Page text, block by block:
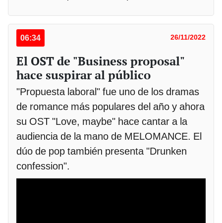
06:34 26/11/2022
El OST de "Business proposal"
hace suspirar al público
"Propuesta laboral" fue uno de los dramas
de romance más populares del año y ahora
su OST "Love, maybe" hace cantar a la
audiencia de la mano de MELOMANCE. El
dúo de pop también presenta "Drunken
confession".